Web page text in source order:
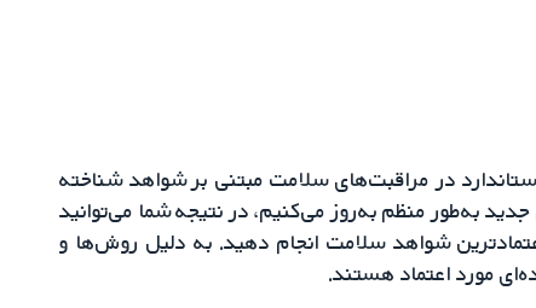
در مراقبت‌های سلامت مبتنی بر شواهد شناخته
به‌طور منظم به‌روز می‌کنیم، در نتیجه شما می‌توانید
شواهد سلامت انجام دهید. به دلیل روش‌ها و
مورد اعتماد هستند.